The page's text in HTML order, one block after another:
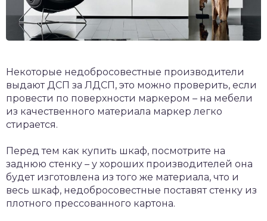
Некоторые недобросовестные производители
выдают ДСП за ЛДСП, это можно проверить, если
провести по поверхности маркером – на мебели
из качественного материала маркер легко
стирается.
Перед тем как купить шкаф, посмотрите на
заднюю стенку – у хороших производителей она
будет изготовлена из того же материала, что и
весь шкаф, недобросовестные поставят стенку из
плотного прессованного картона.